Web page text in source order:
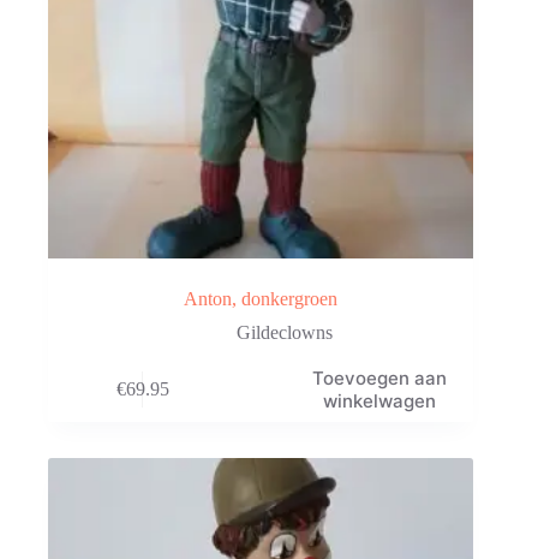
Anton, donkergroen
Gildeclowns
€69.95
Toevoegen aan
winkelwagen